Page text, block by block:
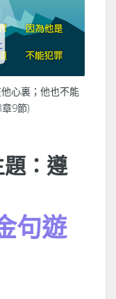
心裏；他也不能
9節)
：遵
句遊